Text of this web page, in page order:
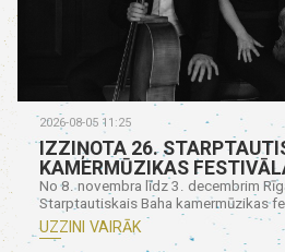
2026-08-05 11:25
IZZIŅOTA 26.
KAMERMŪZIKAS
No 8. novembra līdz 3. decembrim
Starptautiskais Baha kamermūzikas
UZZINI VAIRĀK